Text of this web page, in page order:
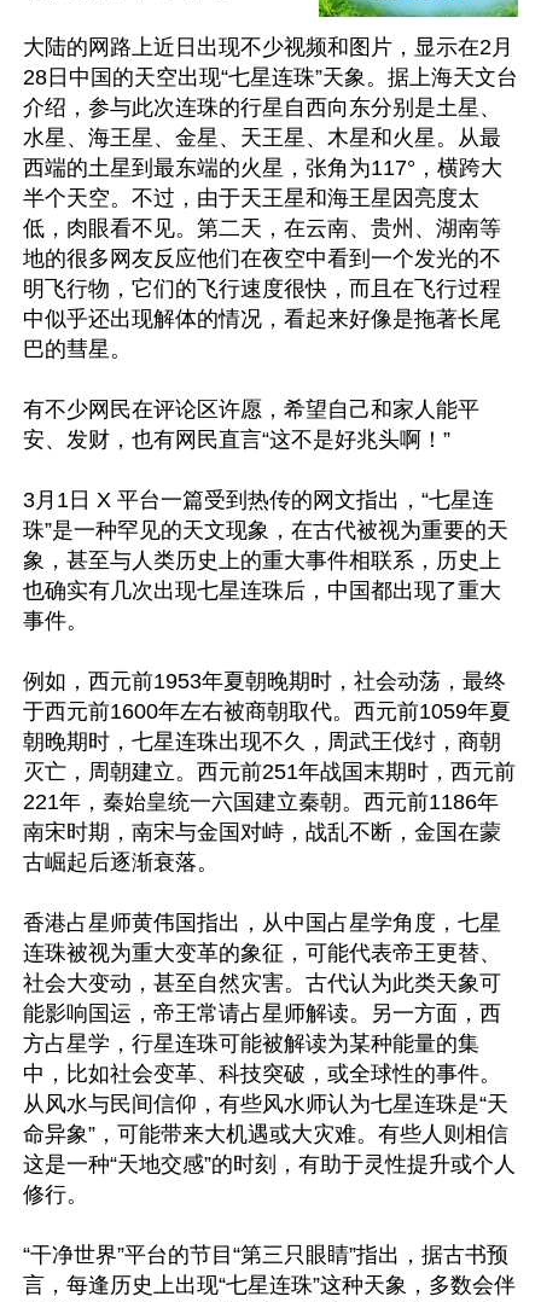
大陆的网路上近日出现不少视频和图片，显示在2月
28日中国的天空出现“七星连珠”天象。据上海天文台
介绍，参与此次连珠的行星自西向东分别是土星、
水星、海王星、金星、天王星、木星和火星。从最
西端的土星到最东端的火星，张角为117°，横跨大
半个天空。不过，由于天王星和海王星因亮度太
低，肉眼看不见。第二天，在云南、贵州、湖南等
地的很多网友反应他们在夜空中看到一个发光的不
明飞行物，它们的飞行速度很快，而且在飞行过程
中似乎还出现解体的情况，看起来好像是拖著长尾
巴的彗星。
有不少网民在评论区许愿，希望自己和家人能平
安、发财，也有网民直言“这不是好兆头啊！”
3月1日 X 平台一篇受到热传的网文指出，“七星连
珠”是一种罕见的天文现象，在古代被视为重要的天
象，甚至与人类历史上的重大事件相联系，历史上
也确实有几次出现七星连珠后，中国都出现了重大
事件。
例如，西元前1953年夏朝晚期时，社会动荡，最终
于西元前1600年左右被商朝取代。西元前1059年夏
朝晚期时，七星连珠出现不久，周武王伐纣，商朝
灭亡，周朝建立。西元前251年战国末期时，西元前
221年，秦始皇统一六国建立秦朝。西元前1186年
南宋时期，南宋与金国对峙，战乱不断，金国在蒙
古崛起后逐渐衰落。
香港占星师黄伟国指出，从中国占星学角度，七星
连珠被视为重大变革的象征，可能代表帝王更替、
社会大变动，甚至自然灾害。古代认为此类天象可
能影响国运，帝王常请占星师解读。另一方面，西
方占星学，行星连珠可能被解读为某种能量的集
中，比如社会变革、科技突破，或全球性的事件。
从风水与民间信仰，有些风水师认为七星连珠是“天
命异象”，可能带来大机遇或大灾难。有些人则相信
这是一种“天地交感”的时刻，有助于灵性提升或个人
修行。
“干净世界”平台的节目“第三只眼睛”指出，据古书预
言，每逢历史上出现“七星连珠”这种天象，多数会伴